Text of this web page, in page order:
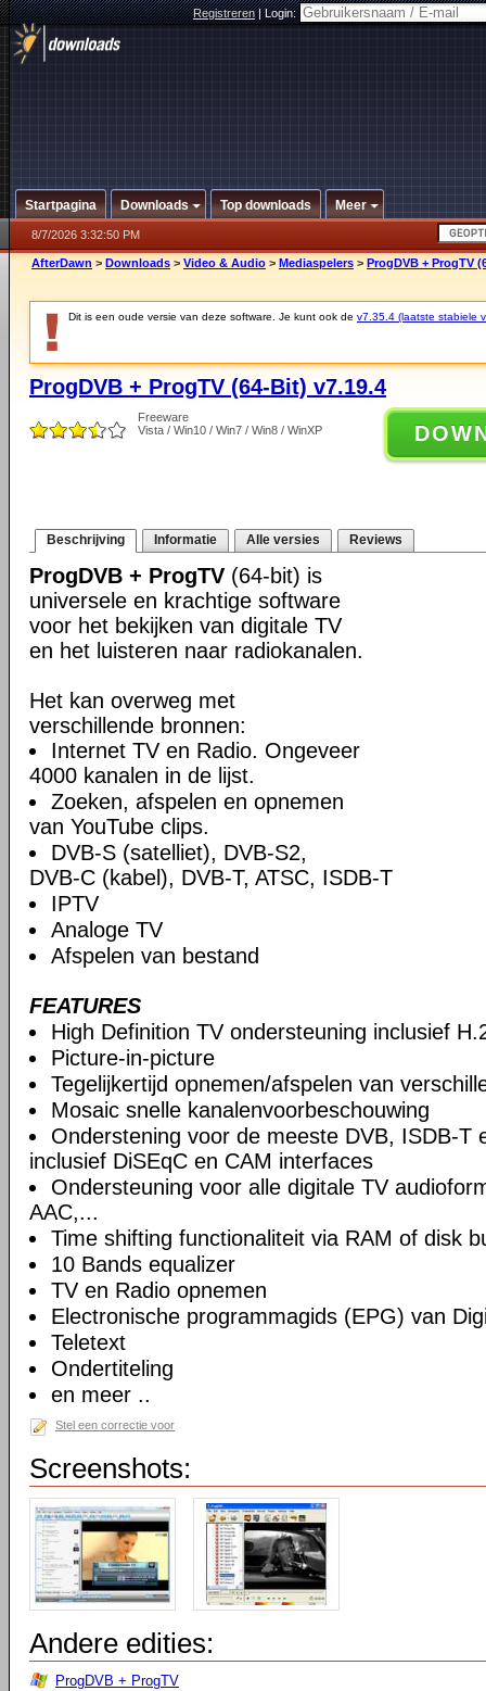
Registreren|Login:
Startpagina Downloads Top downloads Meer
8/7/2026 3:32:50 PM
AfterDawn > Downloads > Video & Audio > Mediaspelers > ProgDVB + ProgTV
Dit is een oude versie van deze software. Je kunt ook de v7.35.4 (laatste stabiele
ProgDVB + ProgTV (64-Bit) v7.19.4
Freeware
Vista / Win10 / Win7 / Win8 / WinXP
Beschrijving Informatie Alle versies Reviews
ProgDVB + ProgTV (64-bit) is
universele en krachtige software
voor het bekijken van digitale TV
en het luisteren naar radiokanalen.
Het kan overweg met
verschillende bronnen:
Internet TV en Radio. Ongeveer
4000 kanalen in de lijst.
Zoeken, afspelen en opnemen
van YouTube clips.
DVB-S (satelliet), DVB-S2,
DVB-C (kabel), DVB-T, ATSC, ISDB-T
IPTV
Analoge TV
Afspelen van bestand
FEATURES
High Definition TV ondersteuning inclusief
Picture-in-picture
Tegelijkertijd opnemen/afspelen van
Mosaic snelle kanalenvoorbeschouwing
Onderstening voor de meeste DVB, ISDB-T
inclusief DiSEqC en CAM interfaces
Ondersteuning voor alle digitale TV
AAC,...
Time shifting functionaliteit via RAM of disk
10 Bands equalizer
TV en Radio opnemen
Electronische programmagids (EPG) van
Teletext
Ondertiteling
en meer ..
Stel een correctie voor
Screenshots:
Andere edities:
ProgDVB + ProgTV